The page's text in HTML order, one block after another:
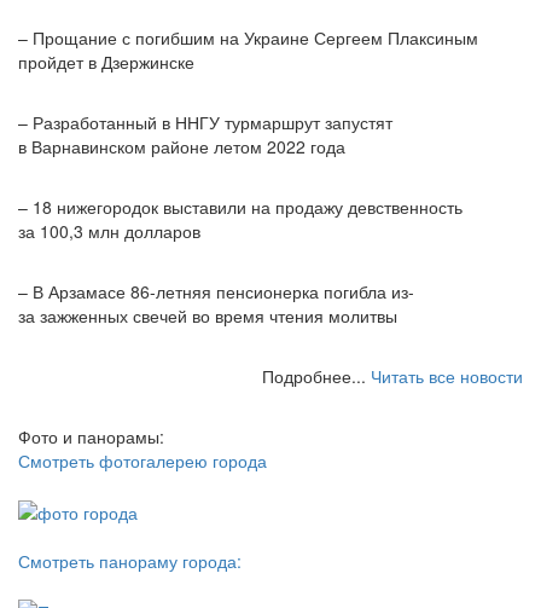
– Прощание с погибшим на Украине Сергеем Плаксиным
пройдет в Дзержинске
– Разработанный в ННГУ турмаршрут запустят
в Варнавинском районе летом 2022 года
– 18 нижегородок выставили на продажу девственность
за 100,3 млн долларов
– В Арзамасе 86-летняя пенсионерка погибла из-
за зажженных свечей во время чтения молитвы
Подробнее... Читать все новости
Фото и панорамы:
Смотреть фотогалерею города
Смотреть панораму города: